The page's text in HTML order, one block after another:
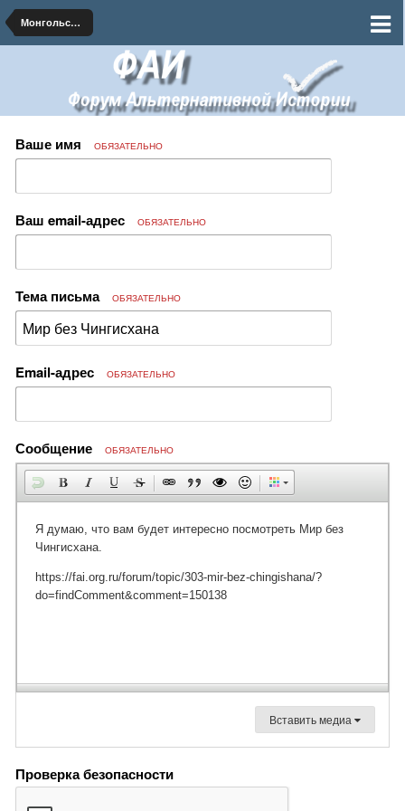
Монгольские альтернативы
Ваше имя ОБЯЗАТЕЛЬНО
Ваш email-адрес ОБЯЗАТЕЛЬНО
Тема письма ОБЯЗАТЕЛЬНО
Email-адрес ОБЯЗАТЕЛЬНО
Сообщение ОБЯЗАТЕЛЬНО
Вставить медиа
Проверка безопасности